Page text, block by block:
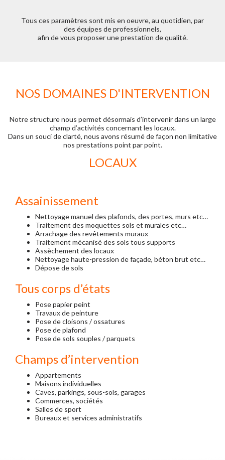
Tous ces paramètres sont mis en oeuvre, au quotidien, par
des équipes de professionnels,
afin de vous proposer une prestation de qualité.
NOS DOMAINES D'INTERVENTION
Notre structure nous permet désormais d’intervenir dans un large
champ d’activités concernant les locaux.
Dans un souci de clarté, nous avons résumé de façon non limitative
nos prestations point par point.
LOCAUX
Assainissement
Nettoyage manuel des plafonds, des portes, murs etc…
Traitement des moquettes sols et murales etc…
Arrachage des revêtements muraux
Traitement mécanisé des sols tous supports
Assèchement des locaux
Nettoyage haute-pression de façade, béton brut etc…
Dépose de sols
Tous corps d’états
Pose papier peint
Travaux de peinture
Pose de cloisons / ossatures
Pose de plafond
Pose de sols souples / parquets
Champs d’intervention
Appartements
Maisons individuelles
Caves, parkings, sous-sols, garages
Commerces, sociétés
Salles de sport
Bureaux et services administratifs